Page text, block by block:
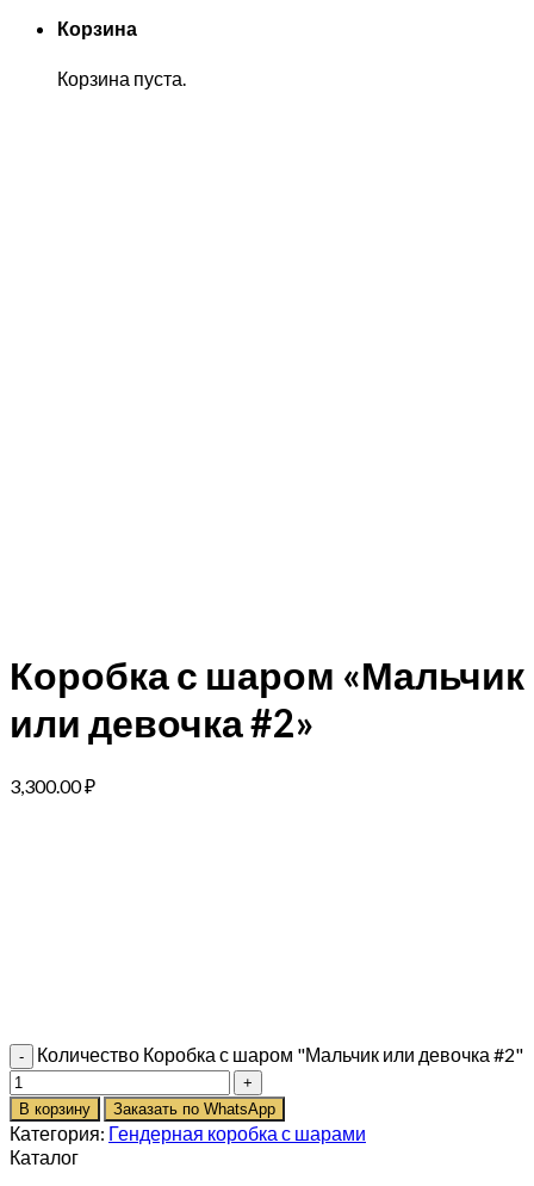
Корзина
Корзина пуста.
Коробка с шаром «Мальчик
или девочка #2»
3,300.00₽
Количество Коробка с шаром "Мальчик или девочка #2"
В корзину Заказать по WhatsApp
Категория: Гендерная коробка с шарами
Каталог